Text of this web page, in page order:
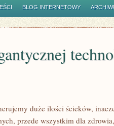
BLOG INTERNETOWY
duże ilości ścieków,
przede wszystkim dla